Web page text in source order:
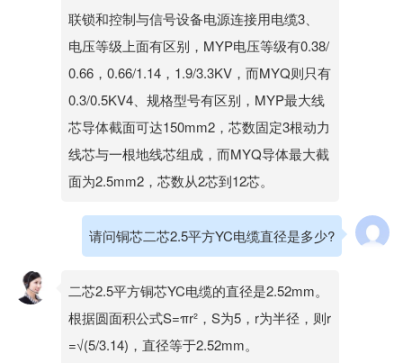
联锁和控制与信号设备电源连接用电缆3、
电压等级上面有区别，MYP电压等级有0.38/
0.66，0.66/1.14，1.9/3.3KV，而MYQ则只有
0.3/0.5KV4、规格型号有区别，MYP最大线
芯导体截面可达150mm2，芯数固定3根动力
线芯与一根地线芯组成，而MYQ导体最大截
面为2.5mm2，芯数从2芯到12芯。
请问铜芯二芯2.5平方YC电缆直径是多少?
二芯2.5平方铜芯YC电缆的直径是2.52mm。
根据圆面积公式S=πr²，S为5，r为半径，则r
=√(5/3.14)，直径等于2.52mm。